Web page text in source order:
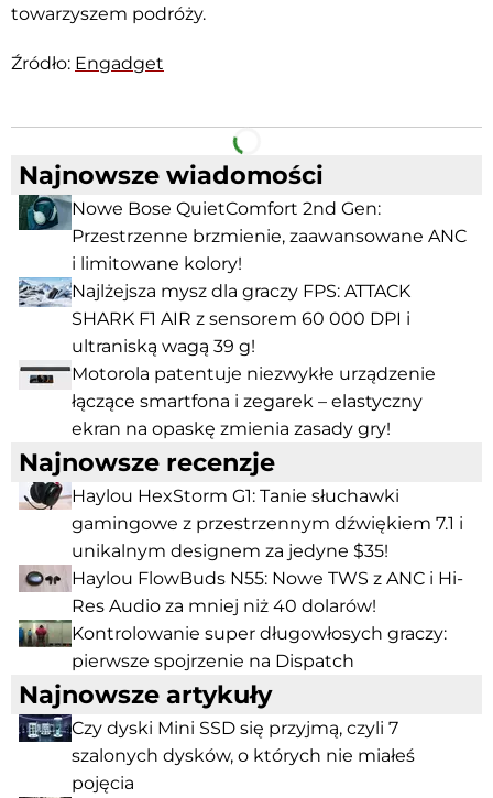
towarzyszem podróży.
Źródło: Engadget
Facebook Telegram
Najnowsze wiadomości
Nowe Bose QuietComfort 2nd Gen:
Przestrzenne brzmienie, zaawansowane ANC
i limitowane kolory!
Najlżejsza mysz dla graczy FPS: ATTACK
SHARK F1 AIR z sensorem 60 000 DPI i
ultraniską wagą 39 g!
Motorola patentuje niezwykłe urządzenie
łączące smartfona i zegarek – elastyczny
ekran na opaskę zmienia zasady gry!
Najnowsze recenzje
Haylou HexStorm G1: Tanie słuchawki
gamingowe z przestrzennym dźwiękiem 7.1 i
unikalnym designem za jedyne $35!
Haylou FlowBuds N55: Nowe TWS z ANC i Hi-
Res Audio za mniej niż 40 dolarów!
Kontrolowanie super długowłosych graczy:
pierwsze spojrzenie na Dispatch
Najnowsze artykuły
Czy dyski Mini SSD się przyjmą, czyli 7
szalonych dysków, o których nie miałeś
pojęcia